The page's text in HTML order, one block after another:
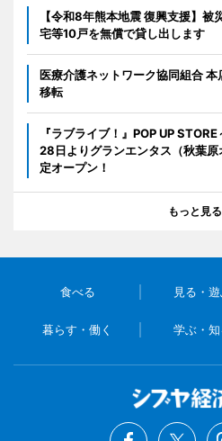
【令和8年熊本地震 復興支援】
宅等10戸を無償で貸し出します
医療介護ネットワーク協同組合
移転
『ラブライブ！』POP UP
28日よりグランエンタス（秋葉
定オープン！
もっと見る
食べる 見る・
暮らす・働く 学ぶ・知